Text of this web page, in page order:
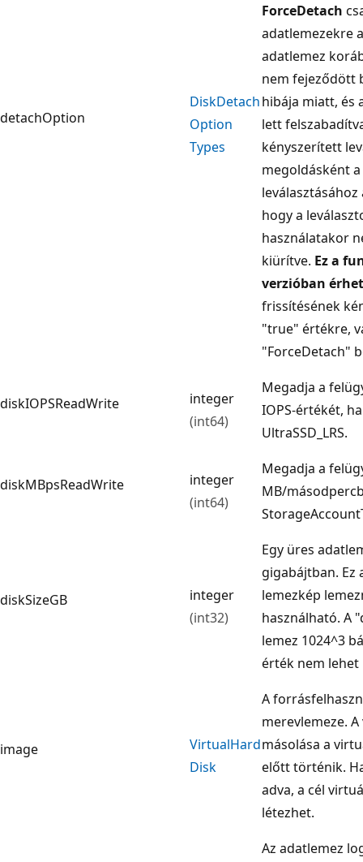
detachOption
DiskDetach
Option
Types
ForceDetach
adatlemezekre
adatlemez
nem fejeződött
hibája miatt, és
lett
kényszerített
megoldásként
hogy a
használatakor
kiürítve. Ez a
verzióban
frissítésének
"true" értékre,
"ForceDetach"
diskIOPSReadWrite
integer
(int64)
Megadja a
IOPS-értékét,
UltraSSD_LRS.
diskMBpsReadWrite
integer
(int64)
Megadja a
MB/
diskSizeGB
integer
(int32)
Egy üres
gigabájtban. Ez
lemezkép
használható. A
lemez 1024^3
érték nem lehet
image VirtualHard
Disk
A
merevlemeze.
másolása a
előtt történik.
adva, a cél
létezhet.
Az adatlemez